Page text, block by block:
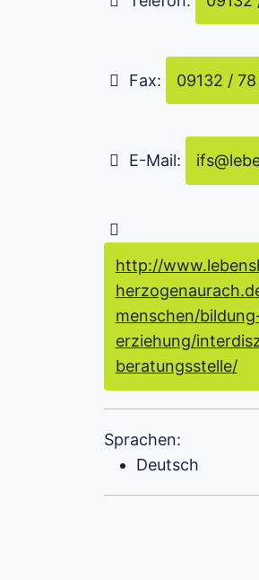
Fax: 09132 /
E-Mail: ifs@
http://
menschen/
erziehung/
beratungsstelle/
Sprachen:
Deutsch